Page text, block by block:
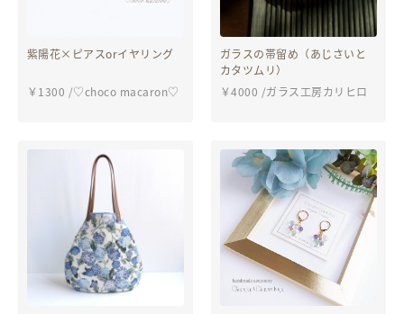
紫陽花×ピアスorイヤリング
￥1300 /♡choco macaron♡
ガラスの帯留め（あじさいと
カタツムリ）
￥4000 /ガラス工房カリヒロ